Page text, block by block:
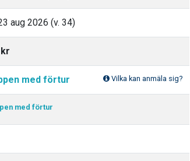
aug 2026 (v. 34)
med förtur Vilka kan anmäla sig?
med förtur